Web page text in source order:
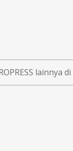
lainnya di